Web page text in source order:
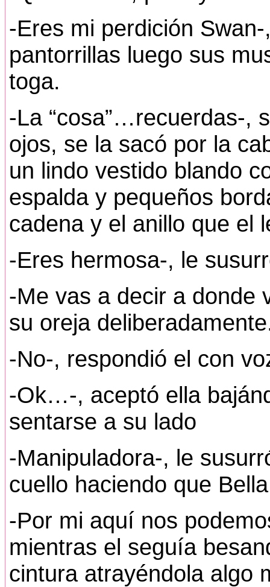
-Eres mi perdición
pantorrillas luego sus
toga.
-La “cosa”…recuerdas-,
ojos, se la sacó por la
un lindo vestido blando
espalda y pequeños
cadena y el anillo que el
-Eres hermosa-, le
-Me vas a decir a donde
su oreja
-No-, respondió el con
-Ok…-, aceptó ella
sentarse a su lado
-Manipuladora-, le
cuello haciendo que
-Por mi aquí nos
mientras el seguía
cintura atrayéndola algo